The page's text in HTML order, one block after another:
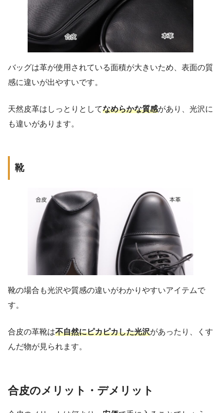
バッグは革が使用されている面積が大きいため、表面の質
感に違いが出やすいです。
天然皮革はしっとりとしてなめらかな質感があり、光沢に
も違いがあります。
靴
靴の場合も光沢や質感の違いがわかりやすいアイテムで
す。
合皮の革靴は不自然にピカピカした光沢があったり、くす
んだ物が見られます。
合皮のメリット・デメリット